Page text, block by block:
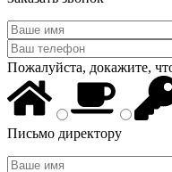
Пожалуйста, докажите,
Письмо директору